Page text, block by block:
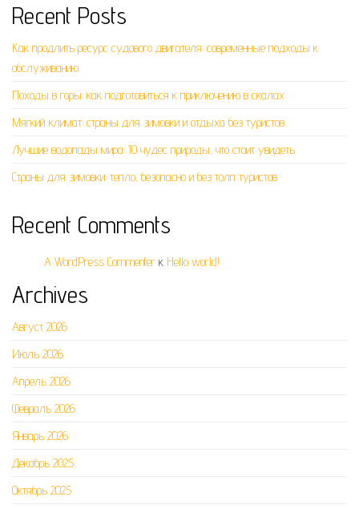
Recent Posts
Как продлить ресурс судового двигателя: современные подходы к
обслуживанию
Походы в горы: как подготовиться к приключению в скалах
Мягкий климат: страны для зимовки и отдыха без туристов
Лучшие водопады мира: 10 чудес природы, что стоит увидеть
Страны для зимовки: тепло, безопасно и без толп туристов
Recent Comments
A WordPress Commenter к Hello world!
Archives
Август 2026
Июль 2026
Апрель 2026
Февраль 2026
Январь 2026
Декабрь 2025
Октябрь 2025